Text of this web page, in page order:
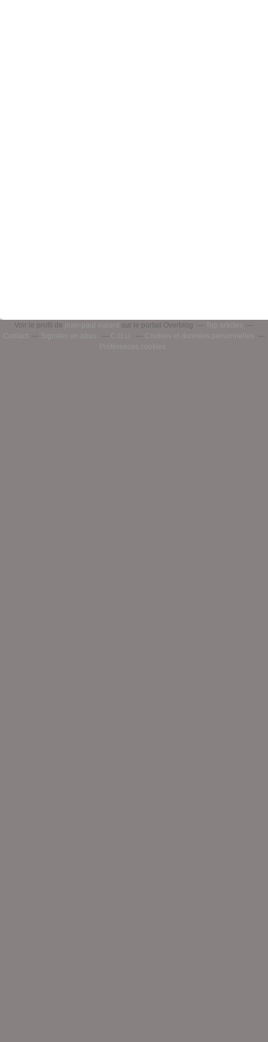
Voir le profil de jean-paul vialard sur le portail Overblog
Top articles
Contact
Signaler un abus C.G.U.
Cookies et données personnelles
Préférences cookies